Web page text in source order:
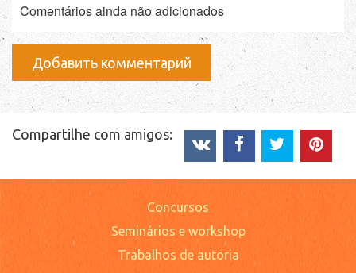
Comentários ainda não adicionados
Добавить комментарий
Compartilhe com amigos:
Concursos
Seminários e workshop
Trabalhos de autoria